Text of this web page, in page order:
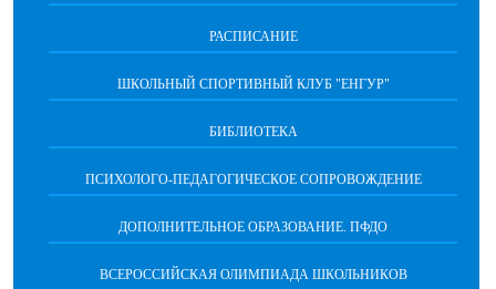
РАСПИСАНИЕ
ШКОЛЬНЫЙ СПОРТИВНЫЙ КЛУБ "ЕНГУР"
БИБЛИОТЕКА
ПСИХОЛОГО-ПЕДАГОГИЧЕСКОЕ СОПРОВОЖДЕНИЕ
ДОПОЛНИТЕЛЬНОЕ ОБРАЗОВАНИЕ. ПФДО
ВСЕРОССИЙСКАЯ ОЛИМПИАДА ШКОЛЬНИКОВ